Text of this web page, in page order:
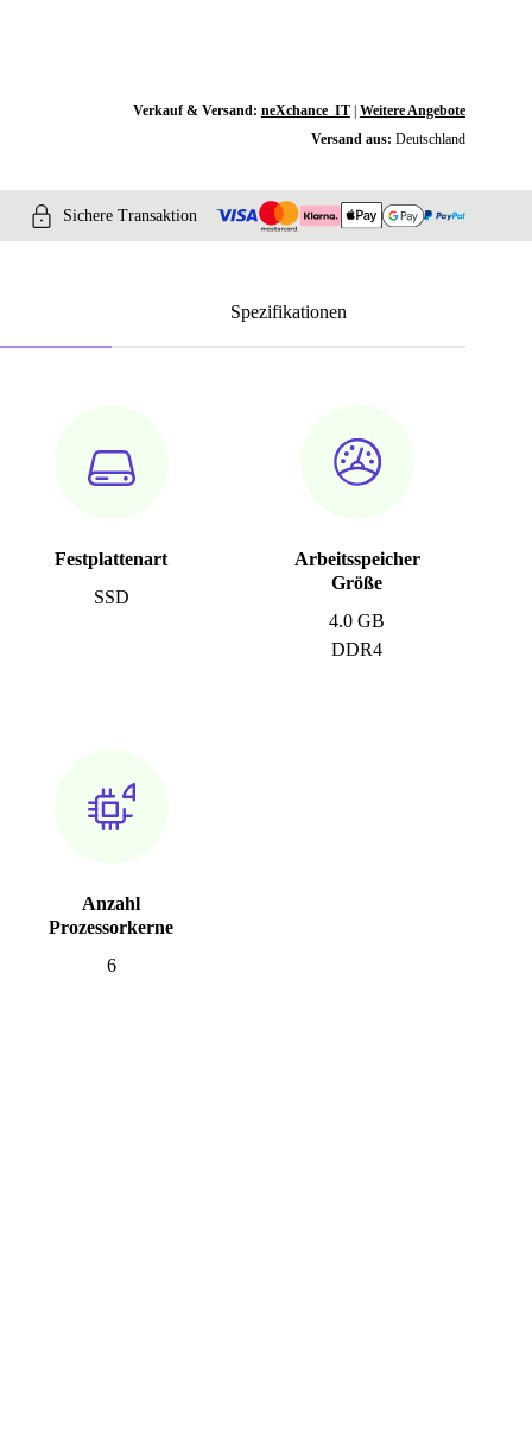
Verkauf & Versand: neXchance_IT| Weitere Angebote
Versand aus: Deutschland
Sichere Transaktion
Spezifikationen
Festplattenart
SSD
Arbeitsspeicher
Größe
4.0 GB
DDR4
Anzahl
Prozessorkerne
6